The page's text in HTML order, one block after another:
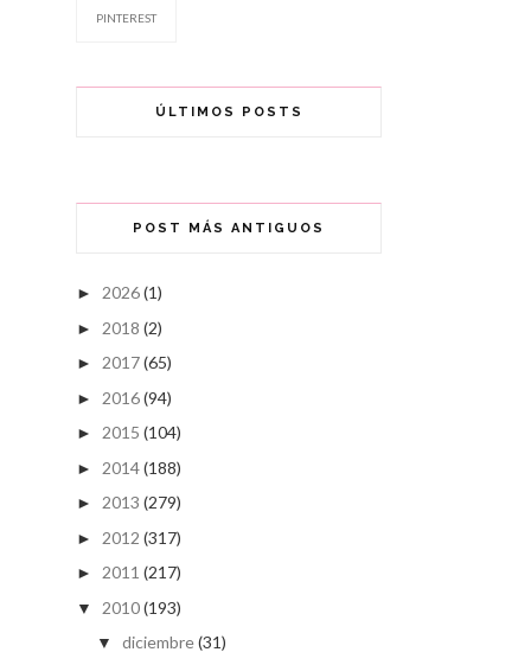
PINTEREST
ÚLTIMOS POSTS
POST MÁS ANTIGUOS
► 2026(1)
► 2018 (2)
► 2017(65)
► 2016(94)
► 2015 (104)
► 2014(188)
► 2013 (279)
► 2012 (317)
► 2011 (217)
▼ 2010(193)
▼ diciembre(31)